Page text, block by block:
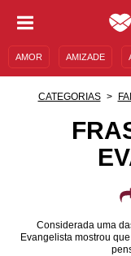
AMOR AMIZADE
MENSAGENS E FRASES
CATEGORIAS
Considerada uma
Evangelista mostrou